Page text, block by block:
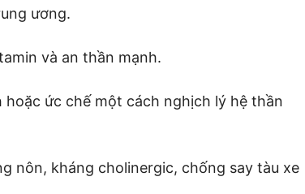
ương.
và an thần mạnh.
ức chế một cách nghịch lý hệ thần
nôn, kháng cholinergic, chống say tàu xe